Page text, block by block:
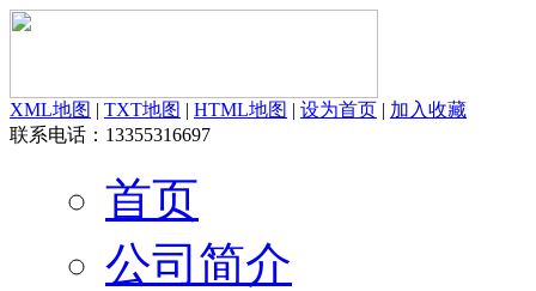
XML地图 | TXT地图 | HTML地图 | 设为首页 | 加入收藏
联系电话：13355316697
首页
公司简介